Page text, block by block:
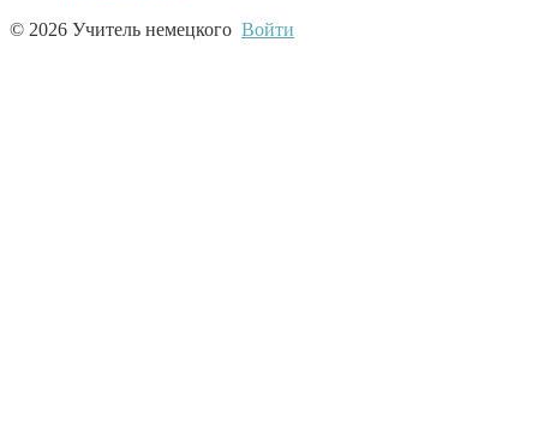
© 2026 Учитель немецкого Войти